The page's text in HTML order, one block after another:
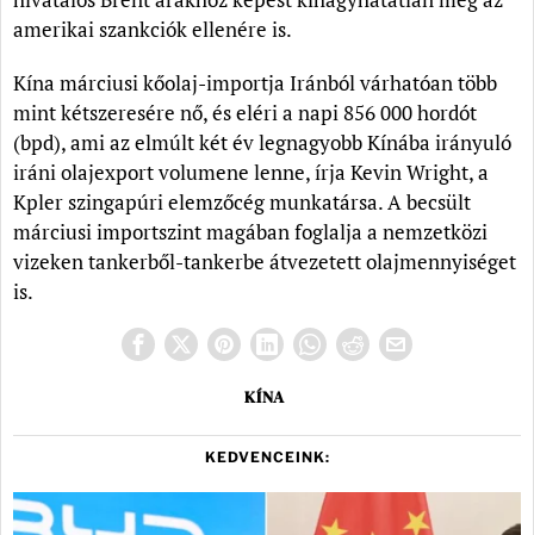
amerikai szankciók ellenére is.
Kína márciusi kőolaj-importja Iránból várhatóan több
mint kétszeresére nő, és eléri a napi 856 000 hordót
(bpd), ami az elmúlt két év legnagyobb Kínába irányuló
iráni olajexport volumene lenne, írja Kevin Wright, a
Kpler szingapúri elemzőcég munkatársa. A becsült
márciusi importszint magában foglalja a nemzetközi
vizeken tankerből-tankerbe átvezetett olajmennyiséget
is.
KÍNA
KEDVENCEINK: